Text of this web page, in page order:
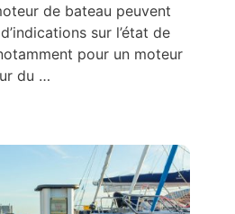
de bateau peuvent
sur l’état de
pour un moteur
du …